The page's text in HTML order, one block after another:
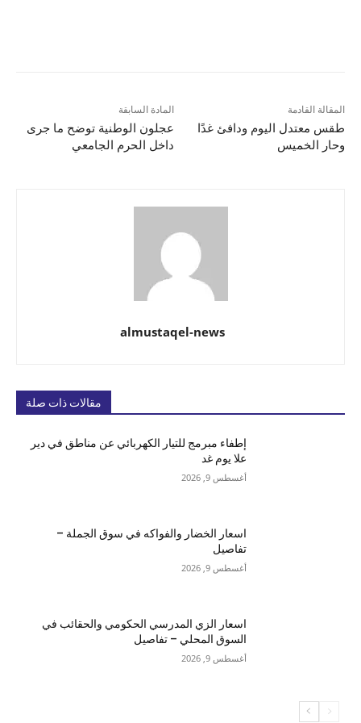
المادة السابقة
عجلون الوطنية توضح ما جرى
داخل الحرم الجامعي
المقالة القادمة
طقس معتدل اليوم ودافئ غدًا
وحار الخميس
almustaqel-news
مقالات ذات صلة
إطفاء مبرمج للتيار الكهربائي عن مناطق في دير
علا يوم غد
أغسطس 9, 2026
اسعار الخضار والفواكه في سوق الجملة –
تفاصيل
أغسطس 9, 2026
اسعار الزي المدرسي الحكومي والحقائب في
السوق المحلي – تفاصيل
أغسطس 9, 2026